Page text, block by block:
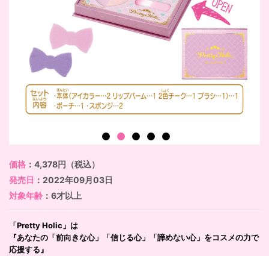
価格 ：4,378円（税込）
発売日 ：2022年09月03日
対象年齢 ：6才以上
「Pretty Holic」は
『あなたの「前向きな心」「信じる心」「諦めない心」をコスメの力で
応援する』